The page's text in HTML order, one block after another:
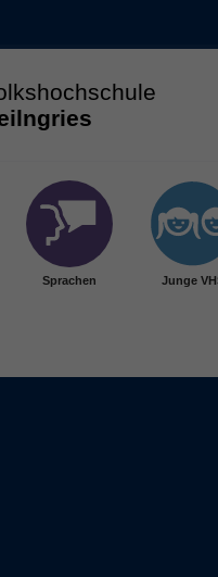
Sprachen Junge